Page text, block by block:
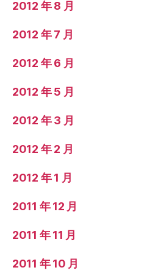
2012 年 8 月
2012 年 7 月
2012 年 6 月
2012 年 5 月
2012 年 3 月
2012 年 2 月
2012 年 1 月
2011 年 12 月
2011 年 11 月
2011 年 10 月